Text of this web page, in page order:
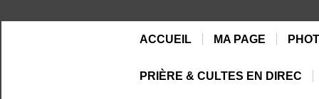
ACCUEIL MA PAGE
PRIÈRE & CULTES EN DIREC